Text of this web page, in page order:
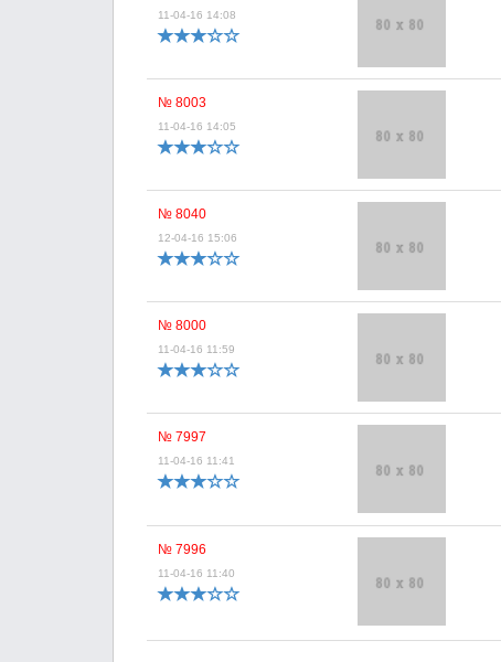
11-04-16 14:08
№ 8003
11-04-16 14:05
№ 8040
12-04-16 15:06
№ 8000
11-04-16 11:59
№ 7997
11-04-16 11:41
№ 7996
11-04-16 11:40